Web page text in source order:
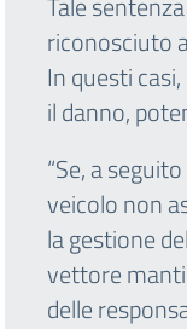
riconosciuto
In questi
il danno,
“Se, a
veicolo non
la gestione
vettore
delle